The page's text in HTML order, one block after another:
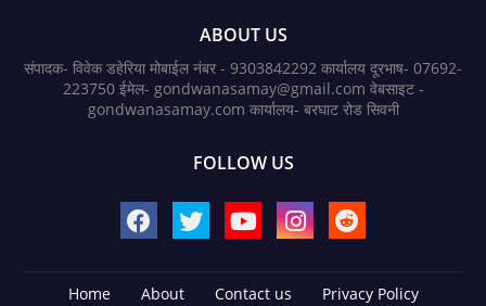
ABOUT US
संपादक- विवेक डहेरिया मोबाईल नंबर - 9303842292 कार्यालय दूरभाष- 07692-
223750 ईमेल- gondwanasamay@gmail.com वेबसाइट -
gondwanasamay.com कार्यालय- बरघाट रोड सिवनी
FOLLOW US
Home About Contact us
Privacy Policy